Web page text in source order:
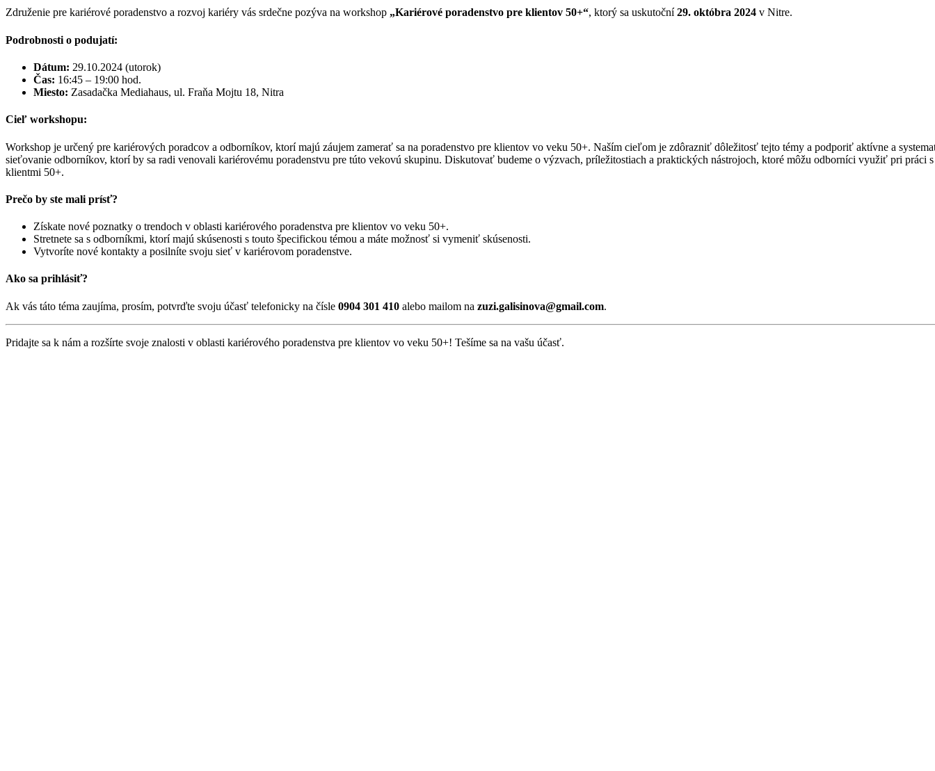
Združenie pre kariérové poradenstvo a rozvoj kariéry vás srdečne pozýva na workshop „Kariérové poradenstvo pre klientov 50+“, ktorý sa uskutoční29. októbra 2024 v Nitre.
Podrobnosti o podujatí:
Dátum: 29.10.2024 (utorok)
Čas: 16:45 – 19:00 hod.
Miesto: Zasadačka Mediahaus, ul. Fraňa Mojtu 18, Nitra
Cieľ workshopu:
Workshop je určený pre kariérových poradcov a odborníkov, ktorí majú záujem zamerať sa na poradenstvo pre klientov vo veku 50+. Naším cieľom je zdôrazniť dôležitosť tejto témy a podporiť aktívne a
sieťovanie odborníkov, ktorí by sa radi venovali kariérovému poradenstvu pre túto vekovú skupinu. Diskutovať budeme o výzvach, príležitostiach a praktických nástrojoch, ktoré môžu odborníci využiť pri práci s
klientmi 50+.
Prečo by ste mali prísť?
Získate nové poznatky o trendoch v oblasti kariérového poradenstva pre klientov vo veku 50+.
Stretnete sa s odborníkmi, ktorí majú skúsenosti s touto špecifickou témou a máte možnosť si vymeniť skúsenosti.
Vytvoríte nové kontakty a posilníte svoju sieť v kariérovom poradenstve.
Ako sa prihlásiť?
Ak vás táto téma zaujíma, prosím, potvrďte svoju účasť telefonicky na čísle 0904 301 410 alebo mailom na zuzi.galisinova@gmail.com.
Pridajte sa k nám a rozšírte svoje znalosti v oblasti kariérového poradenstva pre klientov vo veku 50+! Tešíme sa na vašu účasť.